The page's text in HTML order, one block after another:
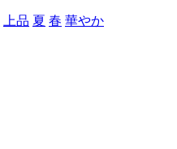
上品 夏 春 華やか